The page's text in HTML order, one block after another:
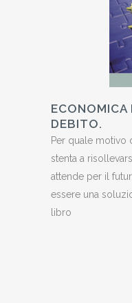
ECONOMICA
DEBITO.
Per quale motivo
stenta a
attende per il
essere una
libro